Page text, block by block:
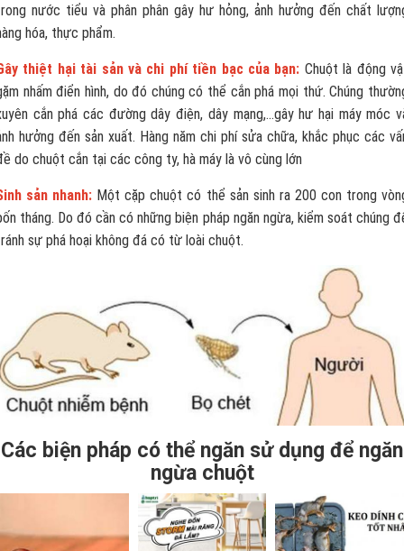
nước tiểu và phân phân gây hư hỏng, ảnh hưởng đến chất
hóa, thực phẩm.
thiệt hại tài sản và chi phí tiền bạc của bạn: Chuột là động
nhấm điển hình, do đó chúng có thể cắn phá mọi thứ. Chúng
cắn phá các đường dây điện, dây mạng,...gây hư hại máy móc
hưởng đến sản xuất. Hàng năm chi phí sửa chữa, khắc phục các
do chuột cắn tại các công ty, hà máy là vô cùng lớn
sản nhanh: Một cặp chuột có thể sản sinh ra 200 con trong
tháng. Do đó cần có những biện pháp ngăn ngừa, kiểm soát chúng
sự phá hoại không đá có từ loài chuột.
Các biện pháp có thể ngăn sử dụng để ngăn
ngừa chuột